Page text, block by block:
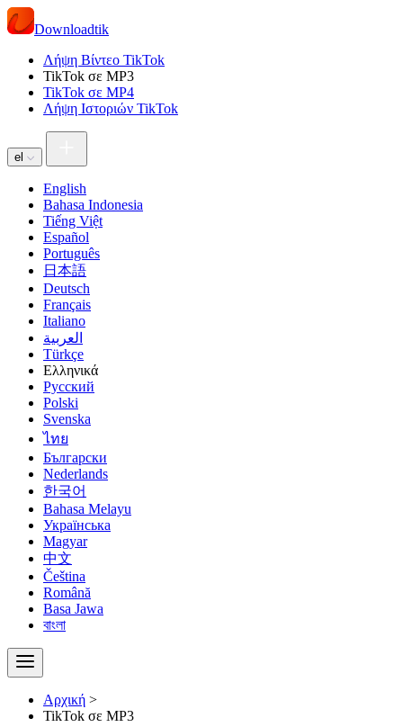
Downloadtik
Λήψη Βίντεο TikTok
TikTok σε MP3
TikTok σε MP4
Λήψη Ιστοριών TikTok
el
English
Bahasa Indonesia
Tiếng Việt
Español
Português
日本語
Deutsch
Français
Italiano
العربية
Türkçe
Ελληνικά
Русский
Polski
Svenska
ไทย
Български
Nederlands
한국어
Bahasa Melayu
Українська
Magyar
中文
Čeština
Română
Basa Jawa
বাংলা
Αρχική >
TikTok σε MP3